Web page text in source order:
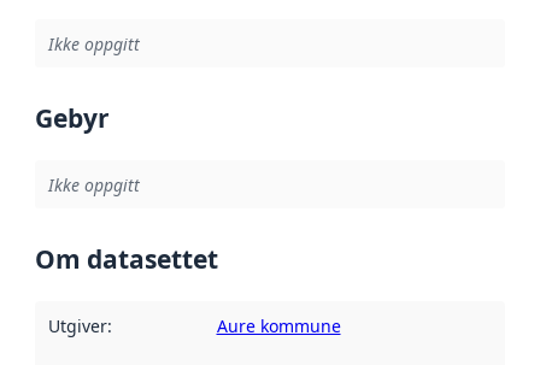
Ikke oppgitt
Gebyr
Ikke oppgitt
Om datasettet
Utgiver: Aure kommune